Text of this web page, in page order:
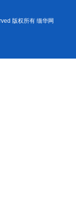
版权所有 缅华网